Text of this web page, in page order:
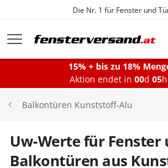
Zum Hauptinhalt
Fensterfabrik
Fenster
15% + bis zu 18%
Aktion endet in 00d 05h
Balkontüren Kunststoff-Alu
Uw-Werte für Fenster
Balkontüren aus